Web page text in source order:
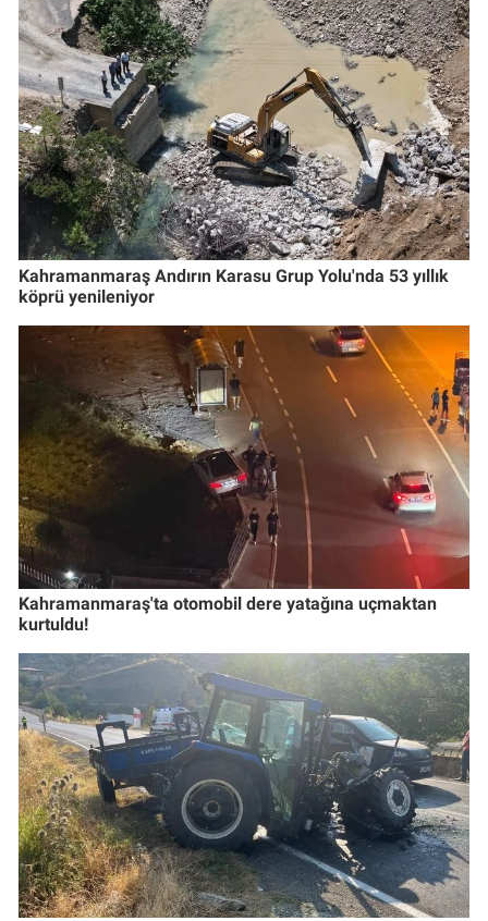
Kahramanmaraş Andırın Karasu Grup Yolu'nda 53 yıllık
köprü yenileniyor
Kahramanmaraş'ta otomobil dere yatağına uçmaktan
kurtuldu!